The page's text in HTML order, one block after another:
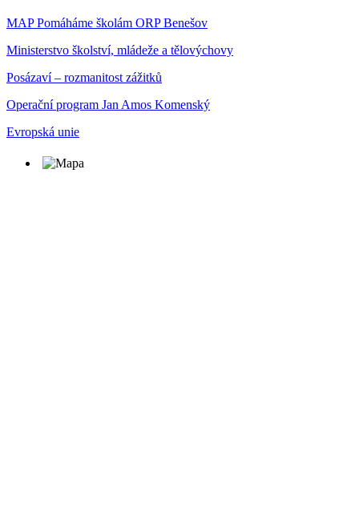
MAP Pomáháme školám ORP Benešov
Ministerstvo školství, mládeže a tělovýchovy
Posázaví – rozmanitost zážitků
Operační program Jan Amos Komenský
Evropská unie